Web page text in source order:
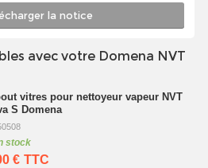
la notice
avec votre Domena NVT
vitres pour nettoyeur vapeur NVT
S Domena
stock
€ TTC